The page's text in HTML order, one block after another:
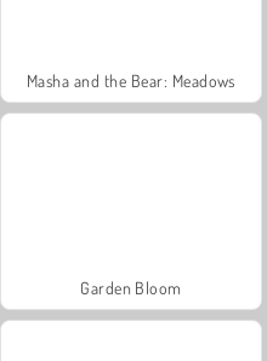
Masha and the Bear: Meadows
Garden Bloom